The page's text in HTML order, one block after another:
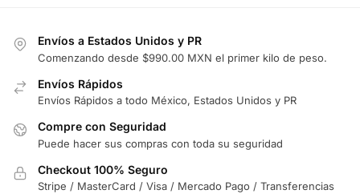
Envíos a Estados Unidos y PR
Comenzando desde $990.00 MXN el primer kilo de peso.
Envíos Rápidos
Envíos Rápidos a todo México, Estados Unidos y PR
Compre con Seguridad
Puede hacer sus compras con toda su seguridad
Checkout 100% Seguro
Stripe / MasterCard / Visa / Mercado Pago / Transferencias